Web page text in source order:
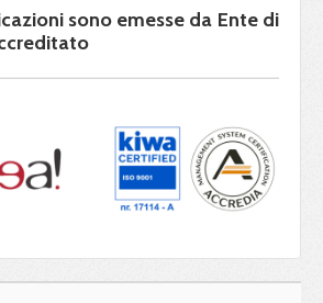
sono emesse da Ente di